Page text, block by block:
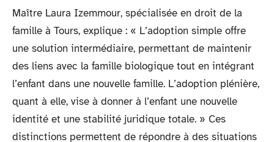
Maître Laura Izemmour, spécialisée en droit de la
famille à Tours, explique : « L’adoption simple offre
une solution intermédiaire, permettant de maintenir
des liens avec la famille biologique tout en intégrant
l’enfant dans une nouvelle famille. L’adoption plénière,
quant à elle, vise à donner à l’enfant une nouvelle
identité et une stabilité juridique totale. » Ces
distinctions permettent de répondre à des situations